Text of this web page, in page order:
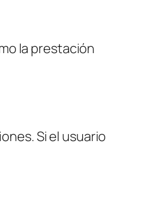
la prestación
Si el usuario